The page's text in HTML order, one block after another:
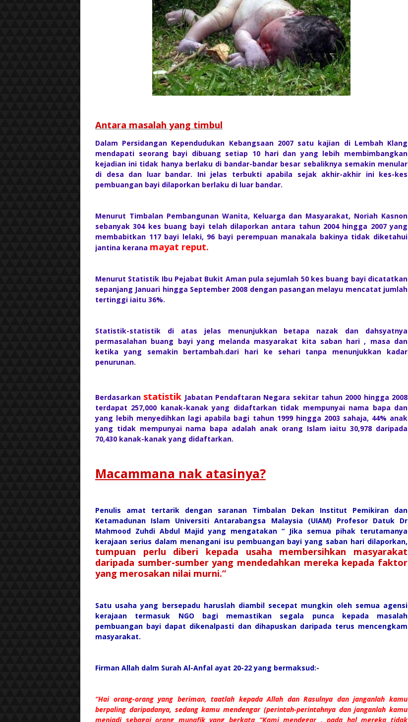
Antara masalah yang timbul
Dalam Persidangan Kependudukan Kebangsaan 2007 satu kajian di Lembah Klang
mendapati seorang bayi dibuang setiap 10 hari dan yang lebih membimbangkan
kejadian ini tidak hanya berlaku di bandar-bandar besar sebaliknya semakin menular
di desa dan luar bandar. Ini jelas terbukti apabila sejak akhir-akhir ini kes-kes
pembuangan bayi dilaporkan berlaku di luar bandar.
Menurut Timbalan Pembangunan Wanita, Keluarga dan Masyarakat, Noriah Kasnon
sebanyak 304 kes buang bayi telah dilaporkan antara tahun 2004 hingga 2007 yang
membabitkan 117 bayi lelaki, 96 bayi perempuan manakala bakinya tidak diketahui
jantina kerana mayat reput.
Menurut Statistik Ibu Pejabat Bukit Aman pula sejumlah 50 kes buang bayi dicatatkan
sepanjang Januari hingga September 2008 dengan pasangan melayu mencatat jumlah
tertinggi iaitu 36%.
Statistik-statistik di atas jelas menunjukkan betapa nazak dan dahsyatnya
permasalahan buang bayi yang melanda masyarakat kita saban hari , masa dan
ketika yang semakin bertambah.dari hari ke sehari tanpa menunjukkan kadar
penurunan.
Berdasarkan statistik Jabatan Pendaftaran Negara sekitar tahun 2000 hingga 2008
terdapat 257,000 kanak-kanak yang didaftarkan tidak mempunyai nama bapa dan
yang lebih menyedihkan lagi apabila bagi tahun 1999 hingga 2003 sahaja, 44% anak
yang tidak mempunyai nama bapa adalah anak orang Islam iaitu 30,978 daripada
70,430 kanak-kanak yang didaftarkan.
Macammana nak atasinya?
Penulis amat tertarik dengan saranan Timbalan Dekan Institut Pemikiran dan
Ketamadunan Islam Universiti Antarabangsa Malaysia (UIAM) Profesor Datuk Dr
Mahmood Zuhdi Abdul Majid yang mengatakan “ Jika semua pihak terutamanya
kerajaan serius dalam menangani isu pembuangan bayi yang saban hari dilaporkan,
tumpuan perlu diberi kepada usaha membersihkan masyarakat
daripada sumber-sumber yang mendedahkan mereka kepada faktor
yang merosakan nilai murni.”
Satu usaha yang bersepadu haruslah diambil secepat mungkin oleh semua agensi
kerajaan termasuk NGO bagi memastikan segala punca kepada masalah
pembuangan bayi dapat dikenalpasti dan dihapuskan daripada terus mencengkam
masyarakat.
Firman Allah dalm Surah Al-Anfal ayat 20-22 yang bermaksud:-
“Hai orang-orang yang beriman, taatlah kepada Allah dan Rasulnya dan janganlah kamu
berpaling daripadanya, sedang kamu mendengar (perintah-perintahnya dan janganlah kamu
menjadi sebagai orang munafik yang berkata “Kami mendegar , pada hal mereka tidak